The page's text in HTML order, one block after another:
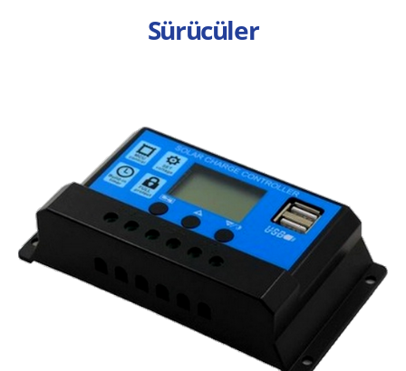
Sürücüler